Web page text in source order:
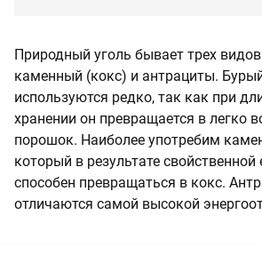
Природный уголь бывает трех
каменный (кокс) и антрациты.
используются редко, так как при
хранении он превращается в легко
порошок. Наиболее употребим
который в результате
способен превращаться в кокс.
отличаются самой высокой